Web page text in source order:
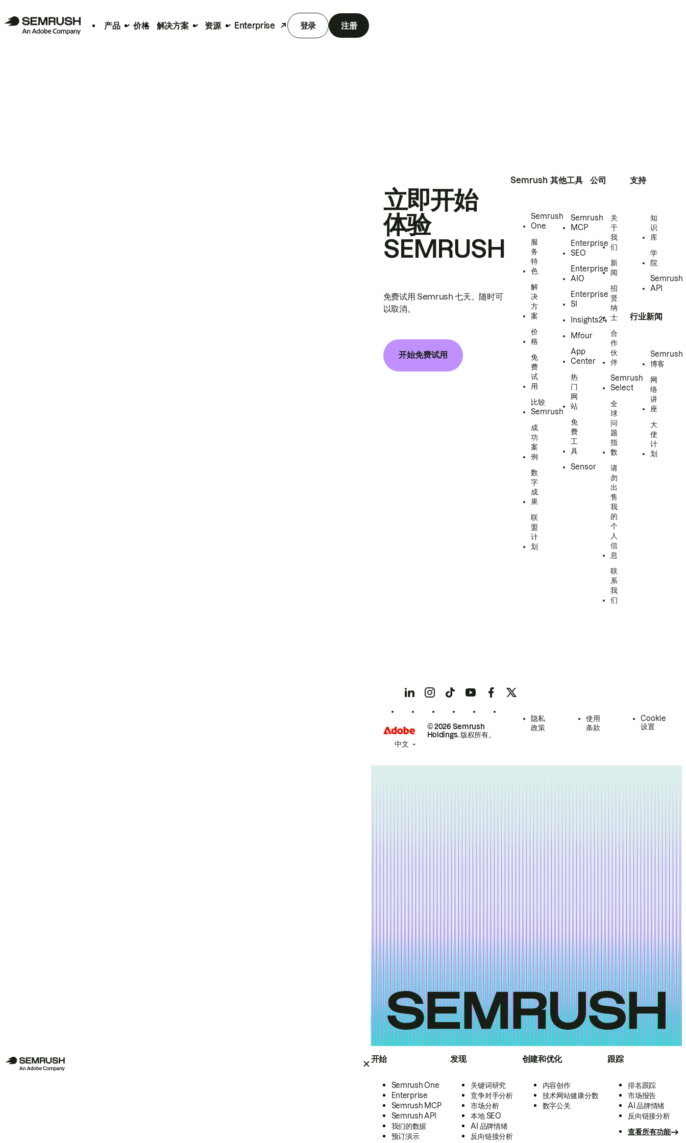
产品 价格 解决方案 资源 Enterprise 登录 注册
开始
Semrush One
Enterprise
Semrush MCP
Semrush API
我们的数据
预订演示
发现
关键词研究
竞争对手分析
市场分析
本地 SEO
AI 品牌情绪
反向链接分析
创建和优化
内容创作
技术网站健康分数
数字公关
跟踪
排名跟踪
市场报告
AI 品牌情绪
反向链接分析
查看所有功能
立即开始
体验
SEMRUSH
免费试用 Semrush 七天。随时可
以取消。
开始免费试用
Semrush
Semrush
One
服
务
特
色
解
决
方
案
价
格
免
费
试
用
比较
Semrush
成
功
案
例
数
字
成
果
联
盟
计
划
其他工具
Semrush
MCP
Enterprise
SEO
Enterprise
AIO
Enterprise
SI
Insights24
Mfour
App
Center
热
门
网
站
免
费
工
具
Sensor
公司
关
于
我
们
新
闻
招
贤
纳
士
合
作
伙
伴
Semrush
Select
全
球
问
题
指
数
请
勿
出
售
我
的
个
人
信
息
联
系
我
们
支持
知
识
库
学
院
Semrush
API
行业新闻
Semrush
博客
网
络
讲
座
大
使
计
划
© 2026 Semrush
Holdings. 版权所有。
隐私
政策
使用
条款
Cookie
设置
中文